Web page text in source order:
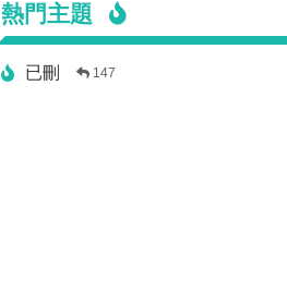
熱門主題
已刪 147